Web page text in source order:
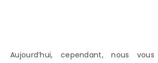
Aujourd’hui, cependant, nous